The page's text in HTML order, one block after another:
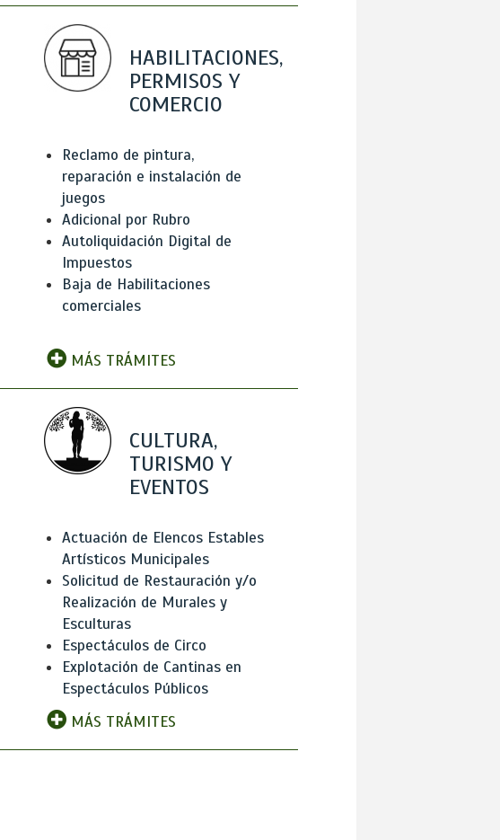
HABILITACIONES,
PERMISOS Y
COMERCIO
Reclamo de pintura,
reparación e instalación de
juegos
Adicional por Rubro
Autoliquidación Digital de
Impuestos
Baja de Habilitaciones
comerciales
MÁS TRÁMITES
CULTURA,
TURISMO Y
EVENTOS
Actuación de Elencos Estables
Artísticos Municipales
Solicitud de Restauración y/o
Realización de Murales y
Esculturas
Espectáculos de Circo
Explotación de Cantinas en
Espectáculos Públicos
MÁS TRÁMITES